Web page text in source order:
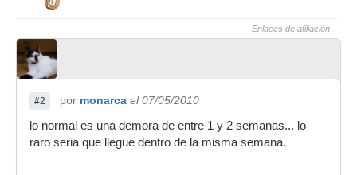
Enlaces de afiliación
#2 por monarca el 07/05/2010
lo normal es una demora de entre 1 y 2 semanas... lo
raro seria que llegue dentro de la misma semana.